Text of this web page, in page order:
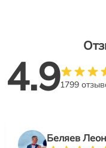
4.91799
Беляев